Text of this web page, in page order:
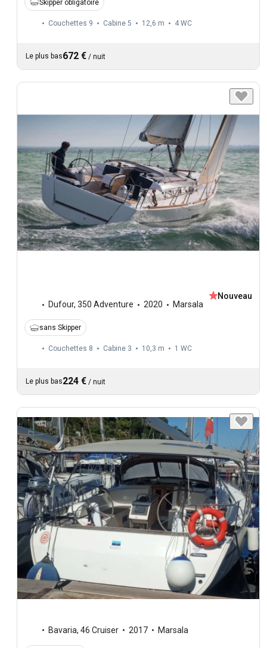
Skipper obligatoire
Couchettes 9 Cabine 5 12,6 m 4 WC
Le plus bas672 € / nuit
Dufour, 350 Adventure 2020 Marsala
Nouveau
sans Skipper
Couchettes 8 Cabine 3 10,3 m 1 WC
Le plus bas224 € / nuit
Bavaria, 46 Cruiser 2017 Marsala